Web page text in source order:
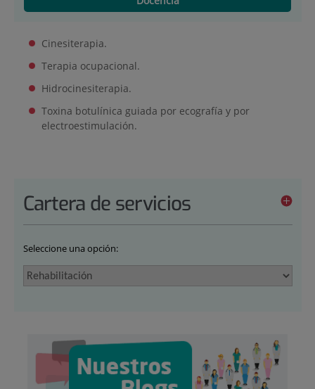
Cinesiterapia.
Terapia ocupacional.
Hidrocinesiterapia.
Toxina botulínica guiada por ecografía y por
electroestimulación.
Cartera de servicios
Seleccione una opción: